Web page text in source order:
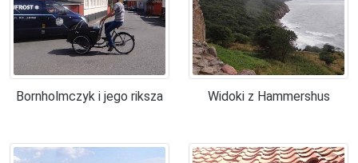
Bornholmczyk i jego riksza Widoki z Hammershus